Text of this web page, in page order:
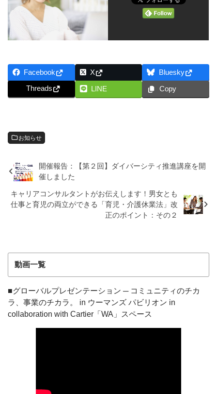
Facebook X Bluesky
Threads LINE Copy
お知らせ
開催報告：【第２回】ダイバーシティ推進講座を開
催しました
キャリアコンサルタントがお伝えします！男女とも
仕事と育児の両立ができる「育児・介護休業法」改
正のポイント：その２
動画一覧
■グローバルプレゼンテーション ─ コミュニティのチカ
ラ、事業のチカラ。 in ウーマンズ パビリオン in
collaboration with Cartier「WA」スペース